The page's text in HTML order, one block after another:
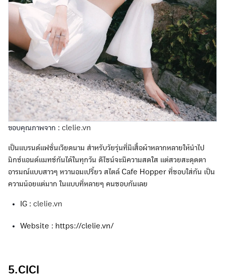
ขอบคุณภาพจาก : clelie.vn
เป็นแบรนด์แฟชั่นเวียดนาม สำหรับวัยรุ่นที่มีเสื้อผ้าหลากหลายให้นำไป
มิกซ์แอนด์แมทช์กันได้ในทุกวัน ดีไซน์จะมีความสดใส แต่สวยสะดุดตา
อารมณ์แบบสาวๆ หวานอมเปรี้ยว สไตล์ Cafe Hopper ที่ชอบใส่กัน เป็น
ความน้อยแต่มาก ในแบบที่หลายๆ คนชอบกันเลย
IG : clelie.vn
Website : https://clelie.vn/
5.CICI